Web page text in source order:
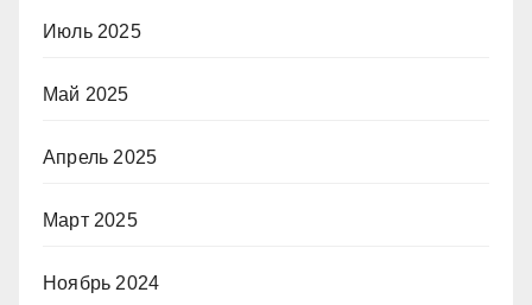
Июль 2025
Май 2025
Апрель 2025
Март 2025
Ноябрь 2024